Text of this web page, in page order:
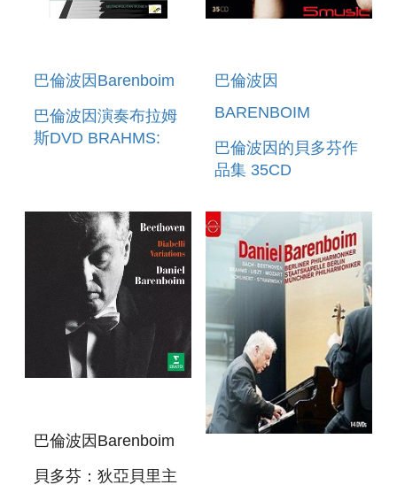
巴倫波因Barenboim
巴倫波因演奏布拉姆
斯DVD BRAHMS:
巴倫波因
BARENBOIM
巴倫波因的貝多芬作
品集 35CD
BARENBOIM 35CD
巴倫波因Barenboim
貝多芬：狄亞貝里主